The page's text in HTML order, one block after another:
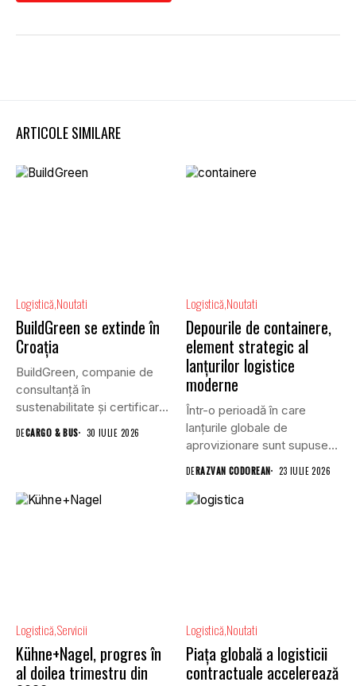
ARTICOLE SIMILARE
Logistică Noutati
BuildGreen se extinde în
Croația
BuildGreen, companie de
consultanță în
sustenabilitate și certificare
DECARGO & BUS 30 IULIE 2026
Logistică Noutati
Depourile de containere,
element strategic al
lanțurilor logistice
moderne
Într-o perioadă în care
lanțurile globale de
aprovizionare sunt supuse
DERAZVAN CODOREAN 23 IULIE 2026
Logistică Servicii
Kühne+Nagel, progres în
al doilea trimestru din
Logistică Noutati
Piața globală a logisticii
contractuale accelerează